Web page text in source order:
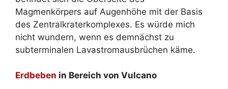
Magmenkörpers auf Augenhöhe mit der Basis
des Zentralkraterkomplexes. Es würde mich
nicht wundern, wenn es demnächst zu
subterminalen Lavastromausbrüchen käme.
Erdbeben in Bereich von Vulcano